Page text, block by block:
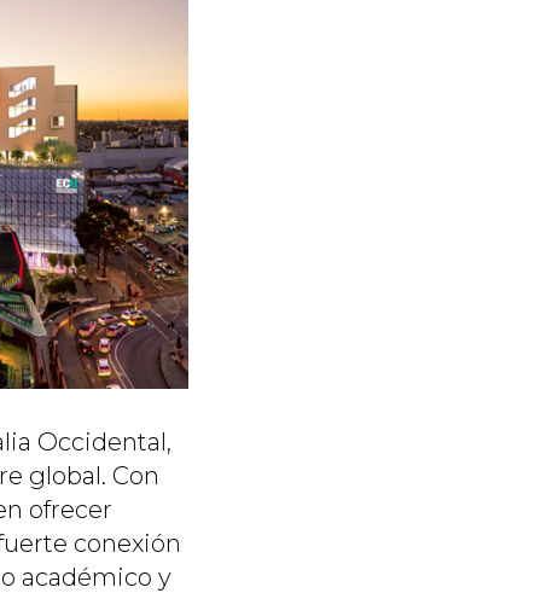
Occidental,
global. Con
ofrecer
conexión
académico y